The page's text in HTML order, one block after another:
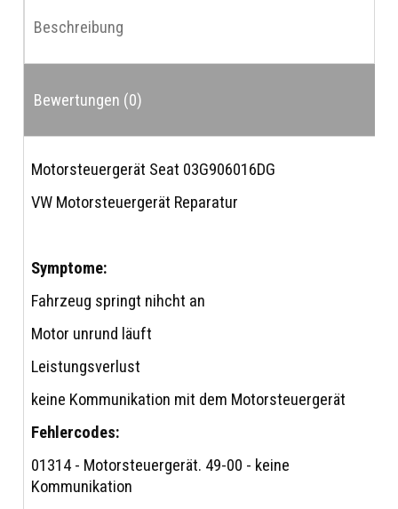
Beschreibung
Bewertungen (0)
Motorsteuergerät Seat 03G906016DG
VW Motorsteuergerät Reparatur
Symptome:
Fahrzeug springt nihcht an
Motor unrund läuft
Leistungsverlust
keine Kommunikation mit dem Motorsteuergerät
Fehlercodes:
01314 - Motorsteuergerät. 49-00 - keine
Kommunikation